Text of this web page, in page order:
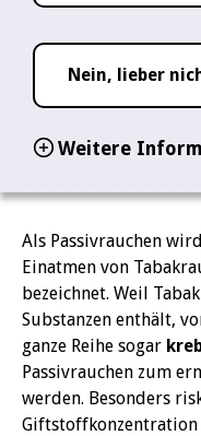
Nein, lieber
Weitere
Als Passivrauchen
Einatmen von
bezeichnet. Weil
Substanzen enthält,
ganze Reihe sogar
Passivrauchen zum
werden. Besonders
Giftstoffkonzentration